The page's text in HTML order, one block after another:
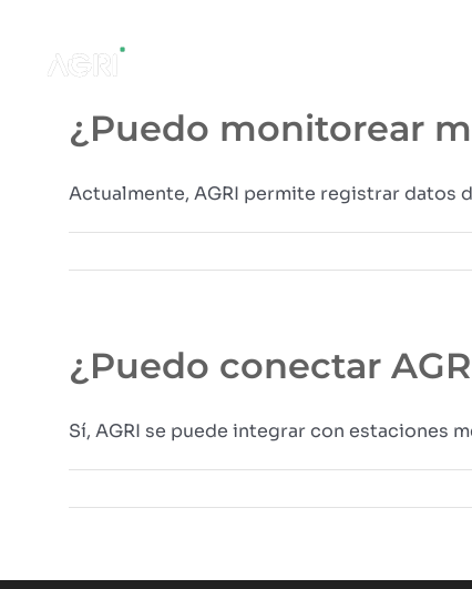
contenido
¿Puedo monitorear
Actualmente, AGRI permite registrar datos
¿Puedo conectar
Sí, AGRI se puede integrar con estaciones